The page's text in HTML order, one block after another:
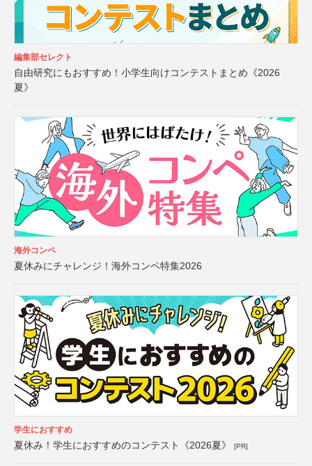
編集部セレクト
自由研究にもおすすめ！小学生向けコンテストまとめ《2026
夏》
海外コンペ
夏休みにチャレンジ！海外コンペ特集2026
学生におすすめ
夏休み！学生におすすめのコンテスト《2026夏》 [PR]